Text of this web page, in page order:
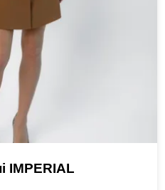
IMPERIAL